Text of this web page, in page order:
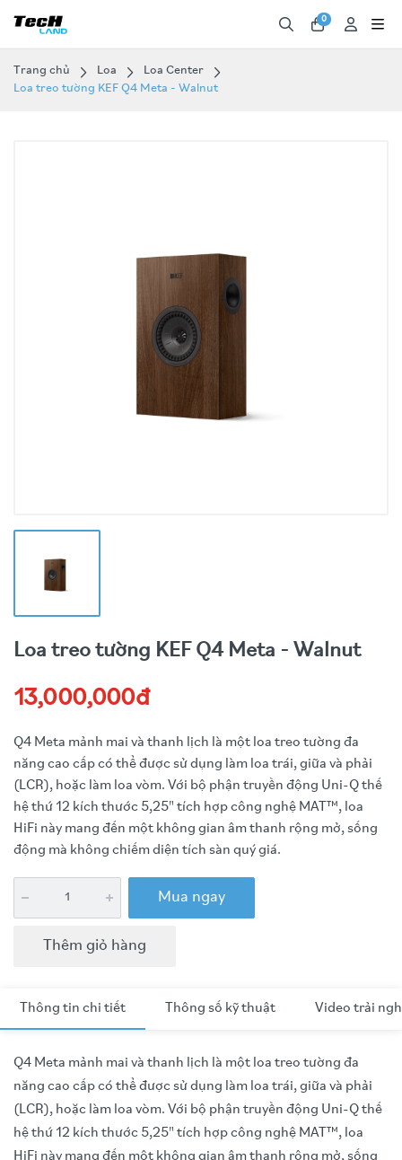
0
Trang chủ Loa
Loa Center
Loa treo tường KEF Q4 Meta - Walnut
Loa treo tường KEF Q4 Meta - Walnut
13,000,000đ
Q4 Meta mảnh mai và thanh lịch là một loa treo tường đa
năng cao cấp có thể được sử dụng làm loa trái, giữa và phải
(LCR), hoặc làm loa vòm. Với bộ phận truyền động Uni-Q thế
hệ thứ 12 kích thước 5,25" tích hợp công nghệ MAT™, loa
HiFi này mang đến một không gian âm thanh rộng mở, sống
động mà không chiếm diện tích sàn quý giá.
Mua ngay
Thêm giỏ hàng
Thông tin chi tiết Thông số kỹ thuật Video trải
Q4 Meta mảnh mai và thanh lịch là một loa treo tường đa
năng cao cấp có thể được sử dụng làm loa trái, giữa và phải
(LCR), hoặc làm loa vòm. Với bộ phận truyền động Uni-Q thế
hệ thứ 12 kích thước 5,25" tích hợp công nghệ MAT™, loa
HiFi này mang đến một không gian âm thanh rộng mở, sống